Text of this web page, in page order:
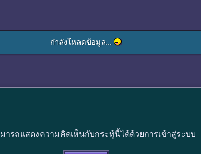
กำลังโหลดข้อมูล...
ารถแสดงความคิดเห็นกับกระทู้นี้ได้ด้วยการเข้าสู่ระบบ